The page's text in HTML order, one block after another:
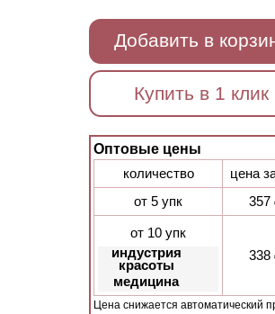
Добавить в
Купить в 1 клик
Оптовые цены
количество
цена
от 5 упк
357
от 10 упк
индустрия
красоты
медицина
338
Цена снижается автоматический